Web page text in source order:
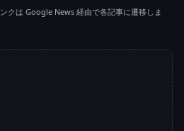
クは Google News 経由で各記事に遷移しま